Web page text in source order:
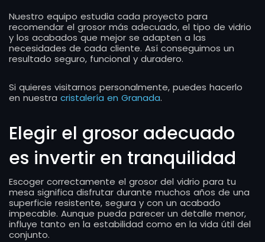
Nuestro equipo estudia cada proyecto para
recomendar el grosor más adecuado, el tipo de vidrio
y los acabados que mejor se adapten a las
necesidades de cada cliente. Así conseguimos un
resultado seguro, funcional y duradero.
Si quieres visitarnos personalmente, puedes hacerlo
en nuestra cristalería en Granada.
Elegir el grosor adecuado
es invertir en tranquilidad
Escoger correctamente el grosor del vidrio para tu
mesa significa disfrutar durante muchos años de una
superficie resistente, segura y con un acabado
impecable. Aunque pueda parecer un detalle menor,
influye tanto en la estabilidad como en la vida útil del
conjunto.